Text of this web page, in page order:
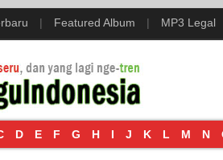
| Featured Album | MP3 Legal
D E F G H I J K L M N